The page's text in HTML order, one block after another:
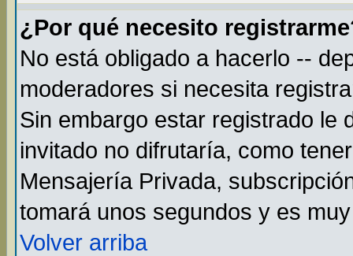
¿Por qué necesito
No está obligado a hacerlo --
moderadores si necesita
Sin embargo estar registrado le
invitado no difrutaría, como
Mensajería Privada,
tomará unos segundos y es
Volver arriba